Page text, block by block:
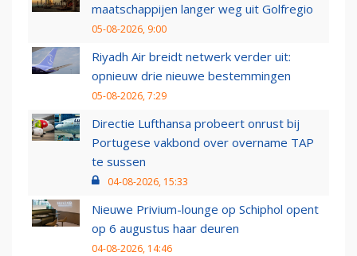
maatschappijen langer weg uit Golfregio
05-08-2026, 9:00
Riyadh Air breidt netwerk verder uit:
opnieuw drie nieuwe bestemmingen
05-08-2026, 7:29
Directie Lufthansa probeert onrust bij
Portugese vakbond over overname TAP
te sussen
04-08-2026, 15:33
Nieuwe Privium-lounge op Schiphol opent
op 6 augustus haar deuren
04-08-2026, 14:46